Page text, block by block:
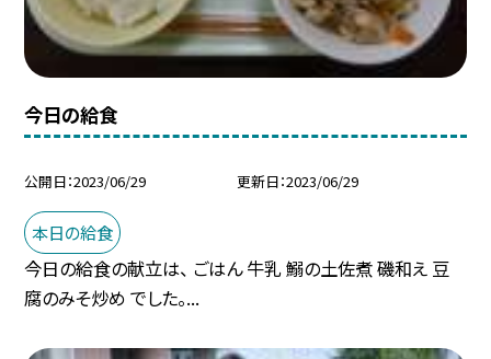
今日の給食
公開日 2023/06/29 更新日 2023/06/29
本日の給食
今日の給食の献立は、 ごはん 牛乳 鰯の土佐煮 磯和え 豆
腐のみそ炒め でした。...